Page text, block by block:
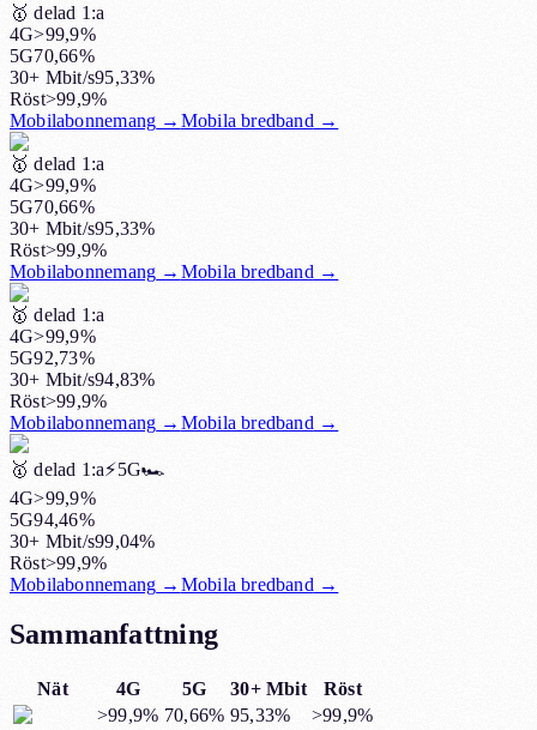
🥇 delad 1:a
4G>99,9%
5G70,66%
30+ Mbit/s95,33%
Röst>99,9%
Mobilabonnemang → Mobila bredband →
🥇 delad 1:a
4G>99,9%
5G70,66%
30+ Mbit/s95,33%
Röst>99,9%
Mobilabonnemang → Mobila bredband →
🥇 delad 1:a
4G>99,9%
5G92,73%
30+ Mbit/s94,83%
Röst>99,9%
Mobilabonnemang → Mobila bredband →
🥇 delad 1:a⚡️5G🏎️
4G>99,9%
5G94,46%
30+ Mbit/s99,04%
Röst>99,9%
Mobilabonnemang → Mobila bredband →
Sammanfattning
Nät 4G 5G 30+ Mbit
Röst
>99,9% 70,66% 95,33%
>99,9%